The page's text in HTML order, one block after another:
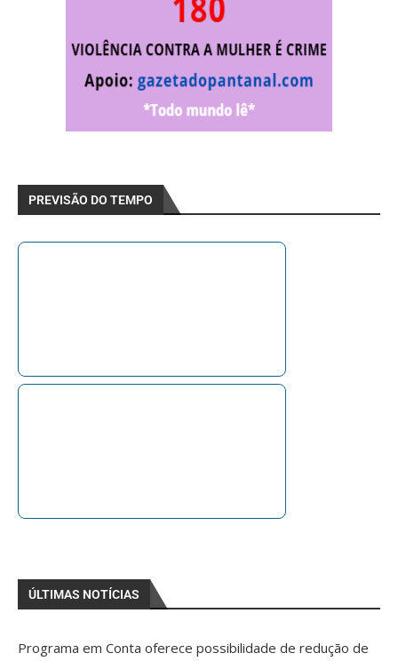
PREVISÃO DO TEMPO
ÚLTIMAS NOTÍCIAS
Programa em Conta oferece possibilidade de redução de